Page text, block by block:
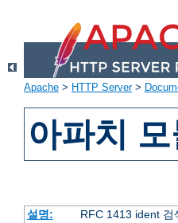
Apache > HTTP Server>
아파치
설명:
RFC 1413 ident 검